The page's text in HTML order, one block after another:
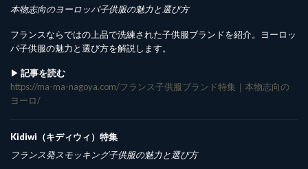
本物志向のヨーロッパ子供服の魅力と選び方
フランスならではの上品で洗練された子供服ブランドを紹介。ヨーロッ
パ子供服の魅力と選び方を解説します。
▶︎ 記事を読む
https://ma-ma-nagoya.com/フランス子供服ブランド特集｜本物志向の
ヨーロ/
Kidiwi（キディウィ）特集
フランス発スモッキング子供服の魅力と選び方